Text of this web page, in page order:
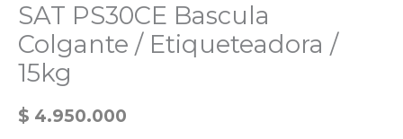
SAT PS30CE Bascula
Colgante / Etiqueteadora /
15kg
$ 4.950.000